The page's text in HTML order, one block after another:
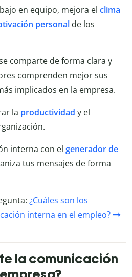
en equipo, mejora el clima
personal de los
comparte de forma clara y
comprenden mejor sus
implicados en la empresa.
la productividad y el
interna con el generador de
tus mensajes de forma
¿Cuáles son los
interna en el empleo?
la comunicación